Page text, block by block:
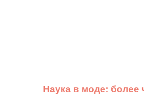
Наука в моде: более